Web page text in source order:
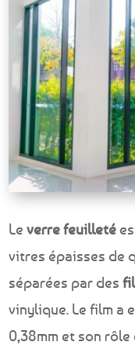
Leverre feuilleté
vitres épaisses de
séparées par des
vinylique. Le film a
0,38mm et son